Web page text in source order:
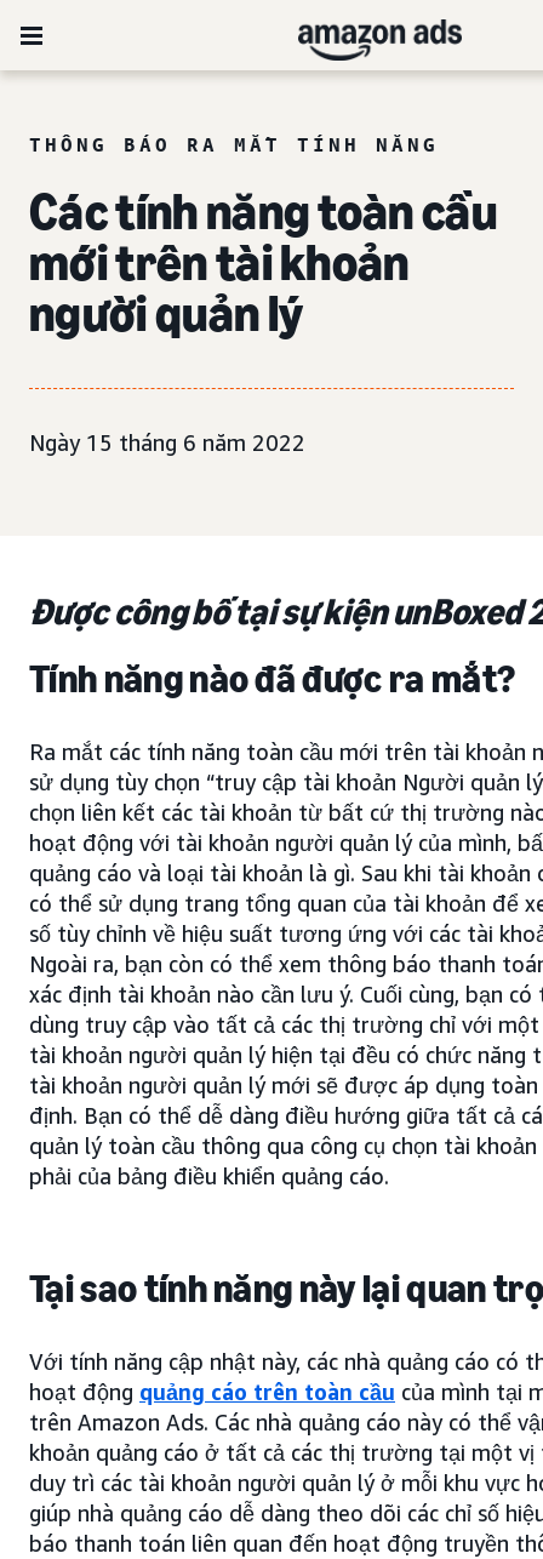
THÔNG BÁO RA MẮT TÍNH NĂNG
Các tính năng toàn cầu
mới trên tài khoản
người quản lý
Ngày 15 tháng 6 năm 2022
Được công bố tại sự kiện unBoxed
Tính năng nào đã được ra mắt?
Ra mắt các tính năng toàn cầu mới trên tài khoản
sử dụng tùy chọn “truy cập tài khoản Người quản
chọn liên kết các tài khoản từ bất cứ thị trường
hoạt động với tài khoản người quản lý của mình,
quảng cáo và loại tài khoản là gì. Sau khi tài
có thể sử dụng trang tổng quan của tài khoản để
số tùy chỉnh về hiệu suất tương ứng với các tài
Ngoài ra, bạn còn có thể xem thông báo thanh
xác định tài khoản nào cần lưu ý. Cuối cùng, bạn
dùng truy cập vào tất cả các thị trường chỉ với
tài khoản người quản lý hiện tại đều có chức năng
tài khoản người quản lý mới sẽ được áp dụng toàn
định. Bạn có thể dễ dàng điều hướng giữa tất cả
quản lý toàn cầu thông qua công cụ chọn tài
phải của bảng điều khiển quảng cáo.
Tại sao tính năng này lại quan
Với tính năng cập nhật này, các nhà quảng cáo có
hoạt động quảng cáo trên toàn cầu của mình tại
trên Amazon Ads. Các nhà quảng cáo này có thể
khoản quảng cáo ở tất cả các thị trường tại một vị
duy trì các tài khoản người quản lý ở mỗi khu vực
giúp nhà quảng cáo dễ dàng theo dõi các chỉ số
báo thanh toán liên quan đến hoạt động truyền